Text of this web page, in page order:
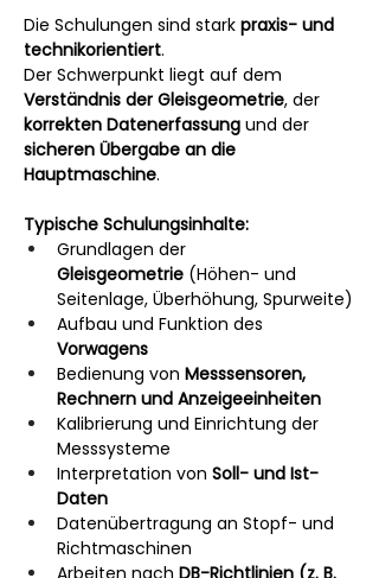
Die Schulungen sind stark praxis- und
technikorientiert.
Der Schwerpunkt liegt auf dem
Verständnis der Gleisgeometrie, der
korrekten Datenerfassung und der
sicheren Übergabe an die
Hauptmaschine.
Typische Schulungsinhalte:
Grundlagen der
Gleisgeometrie (Höhen- und
Seitenlage, Überhöhung, Spurweite)
Aufbau und Funktion des
Vorwagens
Bedienung von Messsensoren,
Rechnern und Anzeigeeinheiten
Kalibrierung und Einrichtung der
Messsysteme
Interpretation von Soll- und Ist-
Daten
Datenübertragung an Stopf- und
Richtmaschinen
Arbeiten nach DB-Richtlinien (z. B.